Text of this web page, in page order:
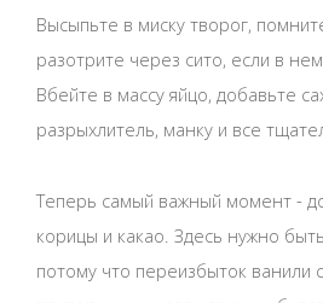
Высыпьте в миску творог,
разотрите через сито, если в
Вбейте в массу яйцо, добавьте
разрыхлитель, манку и все
Теперь самый важный момент -
корицы и какао. Здесь нужно
потому что переизбыток ванили